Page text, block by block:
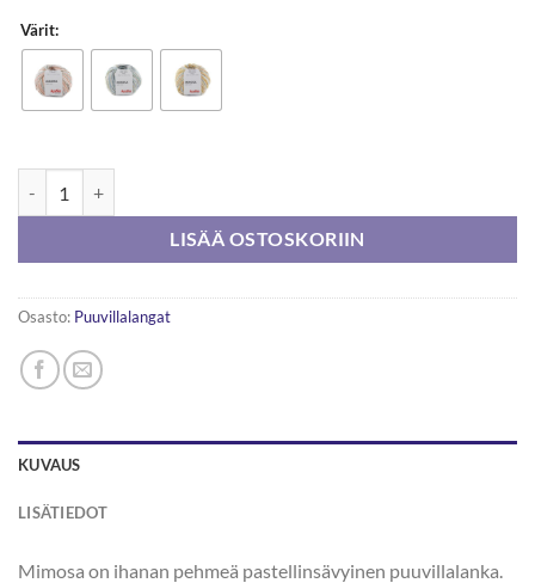
Värit:
LISÄÄ OSTOSKORIIN
Osasto: Puuvillalangat
KUVAUS
LISÄTIEDOT
Mimosa on ihanan pehmeä pastellinsävyinen puuvillalanka.